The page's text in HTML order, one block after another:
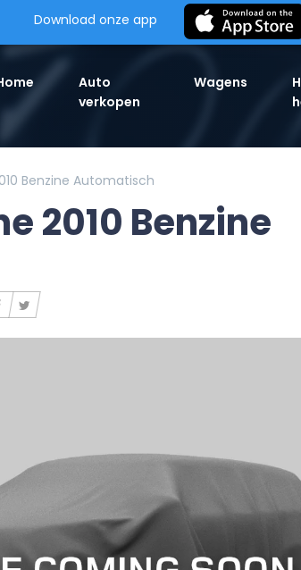
Download onze app
Auto
verkopen
Wagens
Benzine Automatisch
2010 Benzine